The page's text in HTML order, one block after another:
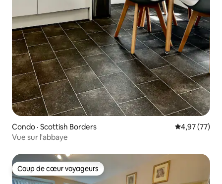
Condo · Scottish Borders Note
4,97 (77)
Vue sur l'abbaye
Coup de cœur voyageurs
Coup de cœur voyageurs